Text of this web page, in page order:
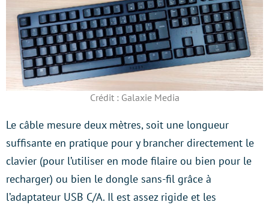
Crédit : Galaxie Media
Le câble mesure deux mètres, soit une longueur
suffisante en pratique pour y brancher directement le
clavier (pour l’utiliser en mode filaire ou bien pour le
recharger) ou bien le dongle sans-fil grâce à
l’adaptateur USB C/A. Il est assez rigide et les